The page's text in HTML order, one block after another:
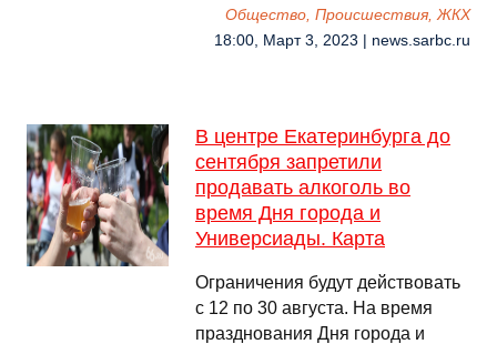
Общество, Происшествия, ЖКХ
18:00, Март 3, 2023 | news.sarbc.ru
В центре Екатеринбурга до
сентября запретили
продавать алкоголь во
время Дня города и
Универсиады. Карта
Ограничения будут действовать
с 12 по 30 августа. На время
празднования Дня города и